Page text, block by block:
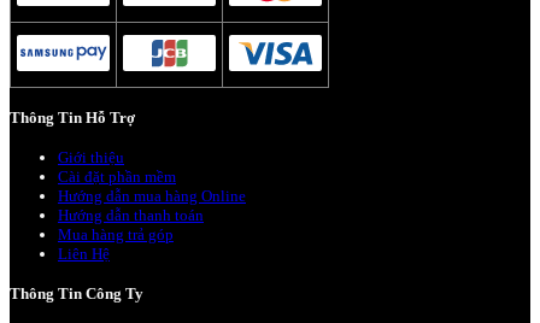
Thông Tin Hỗ Trợ
Giới thiệu
Cài đặt phần mềm
Hướng dẫn mua hàng Online
Hướng dẫn thanh toán
Mua hàng trả góp
Liên Hệ
Thông Tin Công Ty